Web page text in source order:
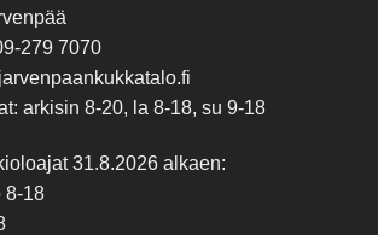
279 7070
arkisin 8-20, la 8-18, su 9-18
31.8.2026 alkaen:
8-18